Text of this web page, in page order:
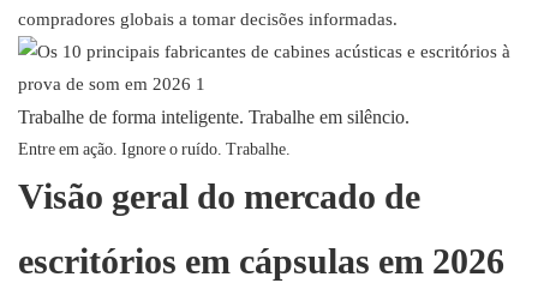
compradores globais a tomar decisões informadas.
Trabalhe de forma inteligente. Trabalhe em silêncio.
Entre em ação. Ignore o ruído. Trabalhe.
Visão geral do mercado de
escritórios em cápsulas em 2026